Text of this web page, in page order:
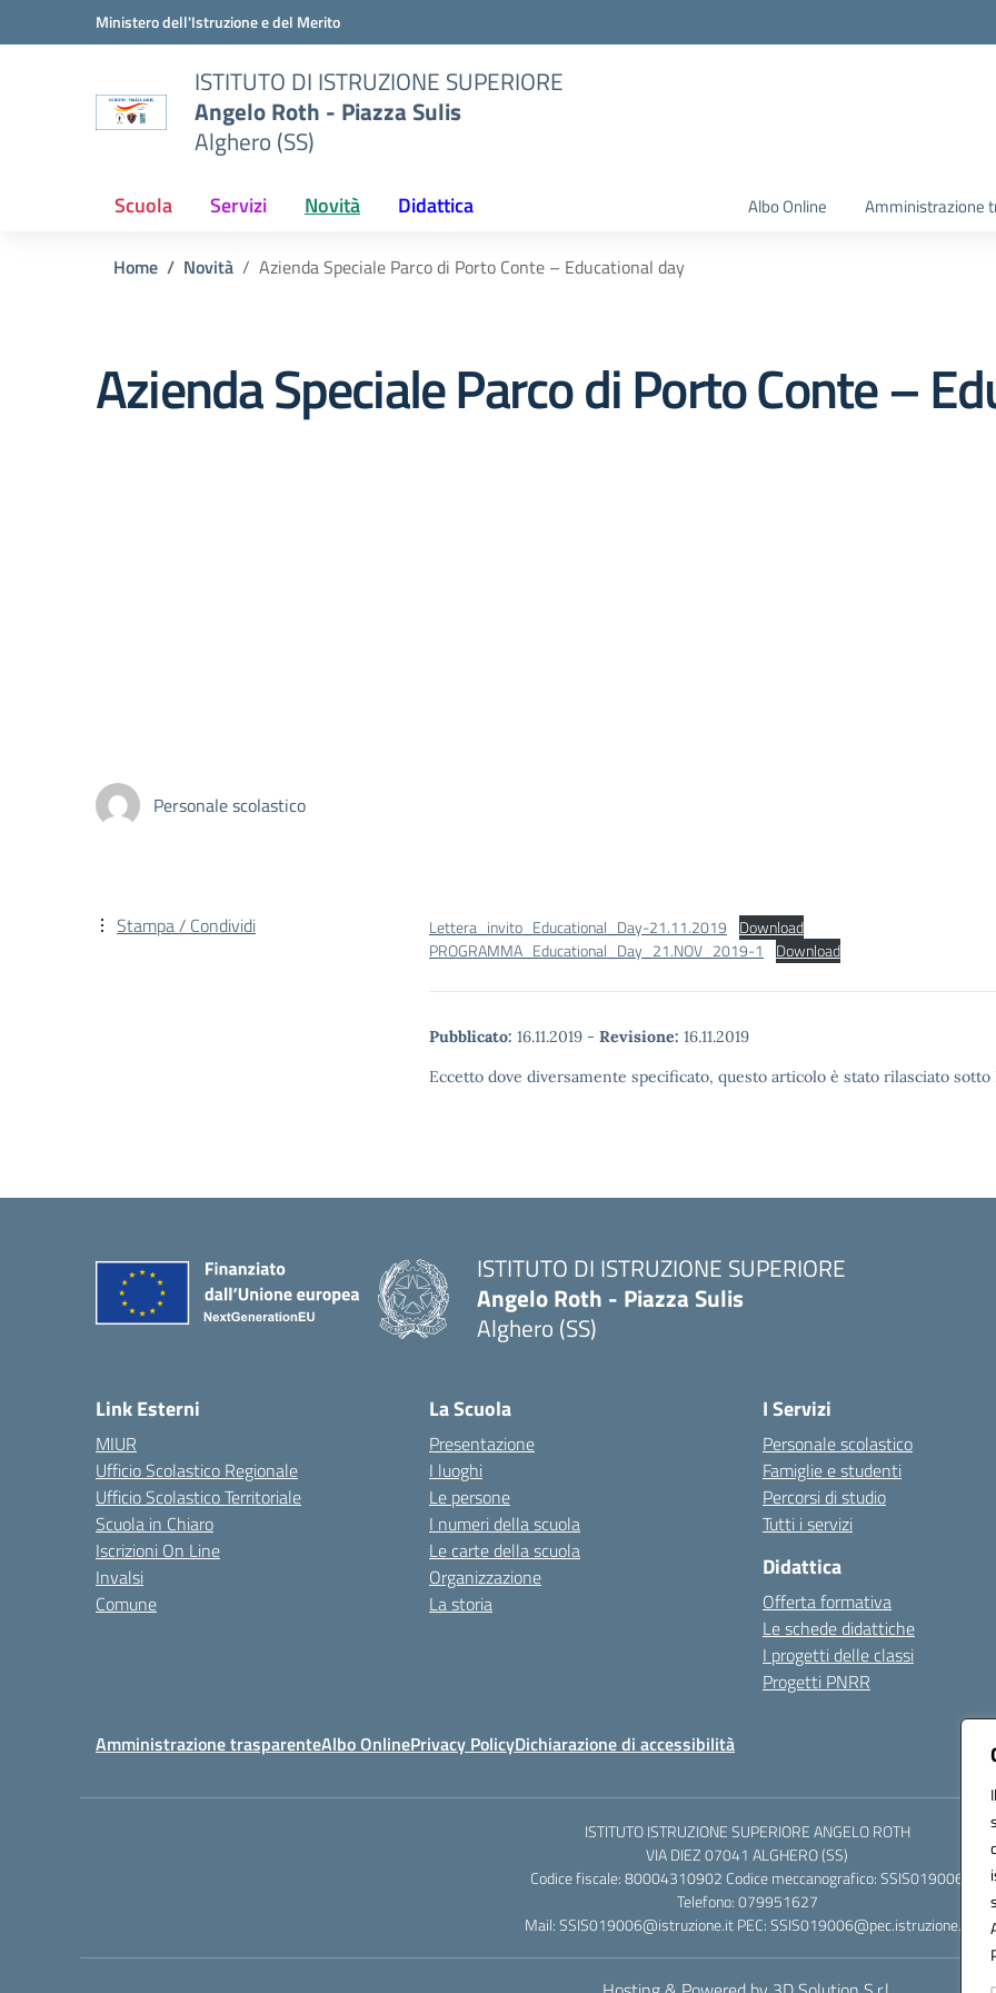
Vai ai contenuti
Vai al menu di navigazioneMinistero dell'Istruzione e del Merito
ISTITUTO DI ISTRUZIONE SUPERIORE
Angelo Roth - Piazza Sulis
Alghero (SS)
Scuola Servizi Novità Didattica Albo Online Amministrazione
Home Novità Azienda Speciale Parco di Porto Conte – Educational day
Azienda Speciale Parco di Porto Conte –
Personale scolastico
Lettera_invito_Educational_Day-21.11.2019 Download
PROGRAMMA_Educational_Day_21.NOV_2019-1
Download
Pubblicato: 16.11.2019 - Revisione: 16.11.2019
Eccetto dove diversamente specificato, questo articolo è stato rilasciato
Stampa / Condividi
ISTITUTO DI ISTRUZIONE SUPERIORE
Angelo Roth - Piazza Sulis
Alghero (SS)
Link Esterni
MIUR
Ufficio Scolastico Regionale
Ufficio Scolastico Territoriale
Scuola in Chiaro
Iscrizioni On Line
Invalsi
Comune
La Scuola
Presentazione
I luoghi
Le persone
I numeri della scuola
Le carte della scuola
Organizzazione
La storia
I Servizi
Personale scolastico
Famiglie e studenti
Percorsi di studio
Tutti i servizi
Didattica
Offerta formativa
Le schede didattiche
I progetti delle classi
Progetti PNRR
Amministrazione trasparenteAlbo OnlinePrivacy PolicyDichiarazione di accessibilità
ISTITUTO ISTRUZIONE SUPERIORE ANGELO ROTH
VIA DIEZ 07041 ALGHERO (SS)
Codice fiscale: 80004310902 Codice meccanografico: SSIS019006
Telefono: 079951627
Mail: SSIS019006@istruzione.it PEC: SSIS019006@pec.istruzione.it